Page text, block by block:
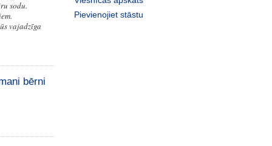
Pievienojiet stāstu
sodu.
vajadzīga
bērni